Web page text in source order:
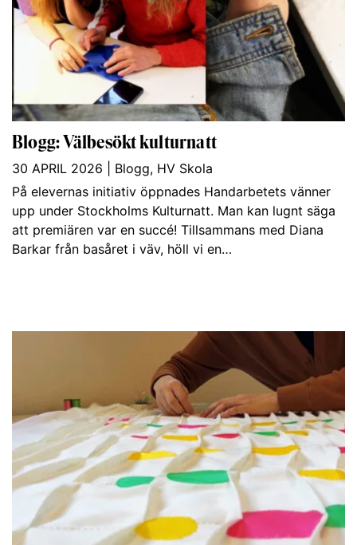
Blogg: Välbesökt kulturnatt
30 APRIL 2026 Blogg, HV Skola
På elevernas initiativ öppnades Handarbetets vänner
upp under Stockholms Kulturnatt. Man kan lugnt säga
att premiären var en succé! Tillsammans med Diana
Barkar från basåret i väv, höll vi en…